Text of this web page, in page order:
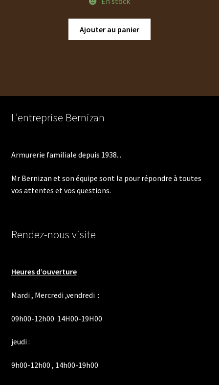
Ajouter au panier
L'entreprise Bernizan
Armurerie familiale depuis 1938...
Mr Bernizan et son équipe sont la pour répondre à toutes
vos attentes et vos questions.
Rendez-nous visite
Heures d’ouverture
Mardi , Mercredi ,vendredi :
09h00-12h00 14H00-19H00
jeudi :
9h00-12h00 , 14h00-19h00